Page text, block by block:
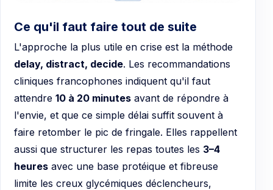
Ce qu'il faut faire tout de suite
L'approche la plus utile en crise est la méthode
delay, distract, decide. Les recommandations
cliniques francophones indiquent qu'il faut
attendre 10 à 20 minutes avant de répondre à
l'envie, et que ce simple délai suffit souvent à
faire retomber le pic de fringale. Elles rappellent
aussi que structurer les repas toutes les 3–4
heures avec une base protéique et fibreuse
limite les creux glycémiques déclencheurs,